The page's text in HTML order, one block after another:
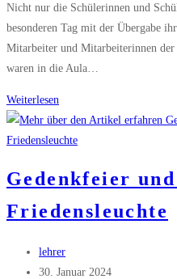
Nicht nur die Schülerinnen und
besonderen Tag mit der Übergabe
Mitarbeiter und Mitarbeiterinnen
waren in die Aula…
Weiterlesen
Marco
Kruse
Gedenkfeier
Friedensleuchte
Beitrags-
Autor:
lehrer
Beitrag
30. Januar 2024